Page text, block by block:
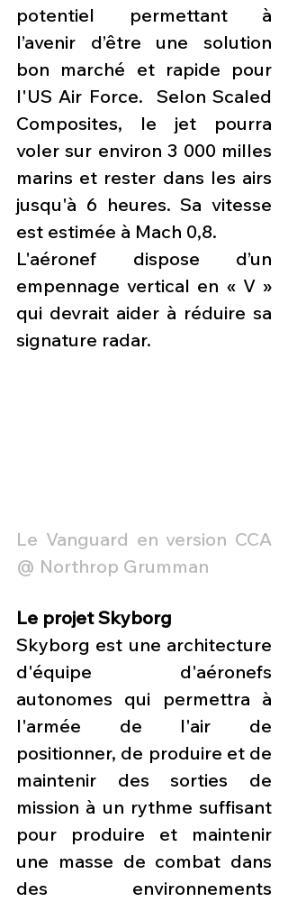
potentiel permettant à
l’avenir d’être une solution
bon marché et rapide pour
l'US Air Force.  Selon Scaled
Composites, le jet pourra
voler sur environ 3 000 milles
marins et rester dans les airs
jusqu'à 6 heures. Sa vitesse
est estimée à Mach 0,8.
L'aéronef dispose d’un
empennage vertical en « V »
qui devrait aider à réduire sa
signature radar.
Le Vanguard en version CCA
@ Northrop Grumman
Le projet Skyborg
Skyborg est une architecture
d'équipe d'aéronefs
autonomes qui permettra à
l'armée de l'air de
positionner, de produire et de
maintenir des sorties de
mission à un rythme suffisant
pour produire et maintenir
une masse de combat dans
des environnements